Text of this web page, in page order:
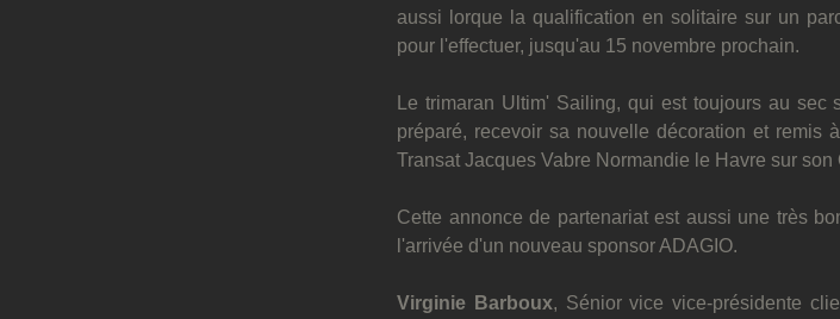
aussi lorque la qualification en solitaire sur un
pour l'effectuer, jusqu'au 15 novembre prochain.
Le trimaran Ultim' Sailing, qui est toujours au
préparé, recevoir sa nouvelle décoration et remis
Transat Jacques Vabre Normandie le Havre sur son
Cette annonce de partenariat est aussi une très
l'arrivée d'un nouveau sponsor ADAGIO.
Virginie Barboux, Sénior vice vice-présidente